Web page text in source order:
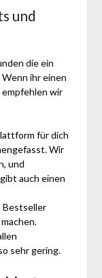
und
die ein
ihr einen
wir
für dich
Wir
und
auch einen
Bestseller
sehr gering.